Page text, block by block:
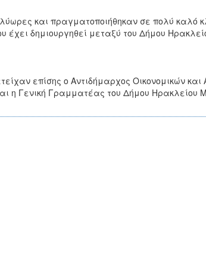
και πραγματοποιήθηκαν σε πολύ καλό
έχει δημιουργηθεί μεταξύ του Δήμου
επίσης ο Αντιδήμαρχος Οικονομικών και
η Γενική Γραμματέας του Δήμου Ηρακλείου